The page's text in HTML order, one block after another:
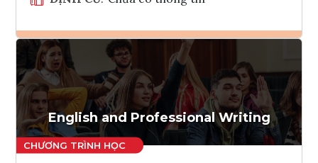
Ghi danh
Tham vấn Interlink
English and Professional Writing